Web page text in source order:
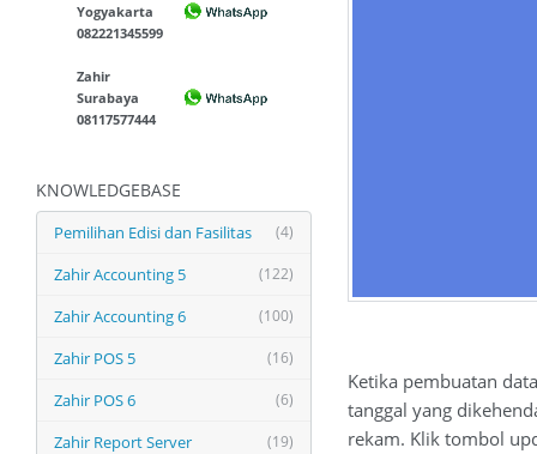
Yogyakarta
082221345599
Zahir
Surabaya
08117577444
KNOWLEDGEBASE
(4)
Pemilihan Edisi dan Fasilitas
(122)
Zahir Accounting 5
(100)
Zahir Accounting 6
(16)
Zahir POS 5
(6)
Zahir POS 6
(19)
Zahir Report Server
Ketika pembuatan
tanggal yang
rekam. Klik tombol